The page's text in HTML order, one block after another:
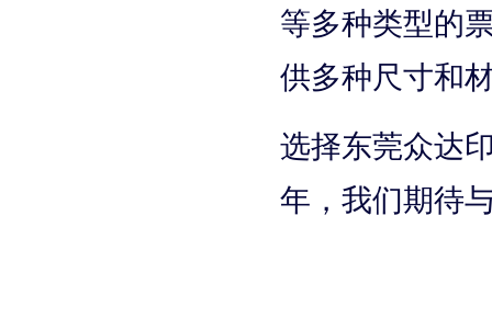
等多种类型的
供多种尺寸和
选择东莞众达
年，我们期待